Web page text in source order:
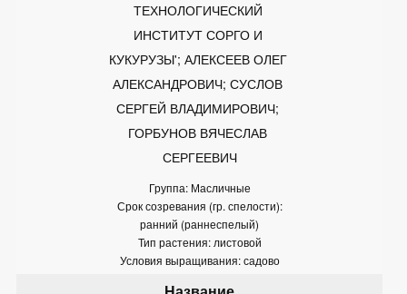
ТЕХНОЛОГИЧЕСКИЙ
ИНСТИТУТ СОРГО И
КУКУРУЗЫ'; АЛЕКСЕЕВ ОЛЕГ
АЛЕКСАНДРОВИЧ; СУСЛОВ
СЕРГЕЙ ВЛАДИМИРОВИЧ;
ГОРБУНОВ ВЯЧЕСЛАВ
СЕРГЕЕВИЧ
Группа: Масличные
Срок созревания (гр. спелости):
ранний (раннеспелый)
Тип растения: листовой
Условия выращивания: садово